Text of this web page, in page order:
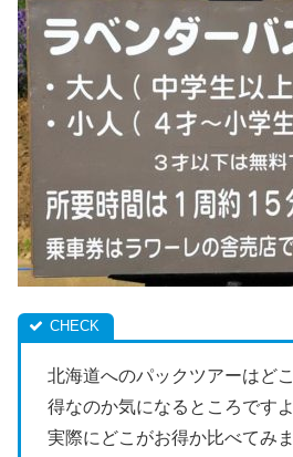
北海道へのパックツアーはど
得なのか気になるところですよ
実際にどこがお得か比べてみ